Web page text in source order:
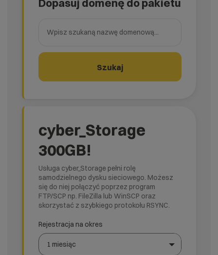
Dopasuj domenę do pakietu
Szukaj
cyber_Storage
300GB!
Usługa cyber_Storage pełni rolę
samodzielnego dysku sieciowego. Możesz
się do niej połączyć poprzez program
FTP/SCP np. FileZilla lub WinSCP oraz
skorzystać z szybkiego protokołu RSYNC.
Rejestracja na okres
1 miesiąc